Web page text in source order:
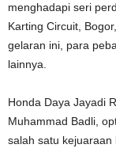
menghadapi seri
Karting Circuit,
gelaran ini, para
lainnya.
Honda Daya Jayadi
Muhammad Badli,
salah satu